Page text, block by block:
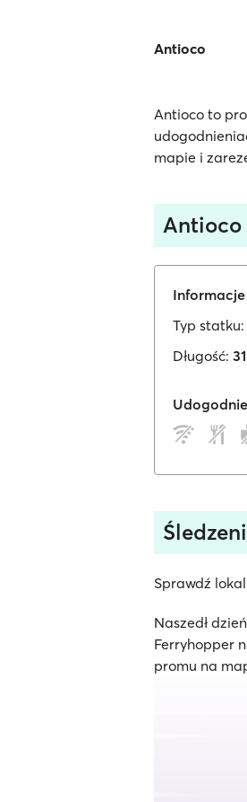
Antioco
Antioco to
mapie i
Antioco
Typ statku:
Długość:
Sprawdź
Naszedł
Ferryhopper
promu na